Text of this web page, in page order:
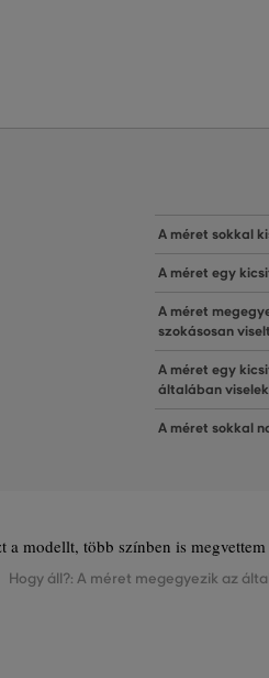
A méret sokkal
A méret egy
A méret
szokásosan
A méret egy
általában viselek
A méret sokkal
a modellt, több színben is
Hogy áll?: A méret megegyezik az